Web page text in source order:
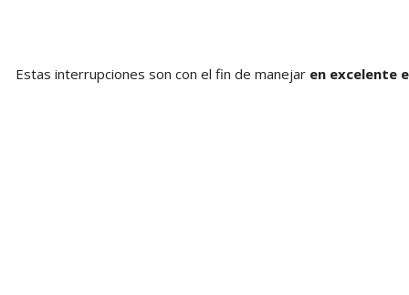
Estas interrupciones son con el fin de manejar en excelente